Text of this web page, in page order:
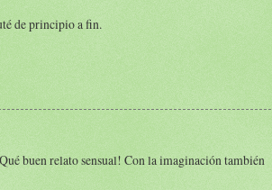
de principio a fin.
buen relato sensual! Con la imaginación también